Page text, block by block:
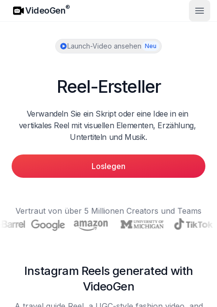
VideoGen
VideoGen®
Launch-Video ansehen Neu
Reel-Ersteller
Verwandeln Sie ein Skript oder eine Idee in ein
vertikales Reel mit visuellen Elementen, Erzählung,
Untertiteln und Musik.
Loslegen
Vertraut von über 5 Millionen Creators und Teams
Instagram Reels generated with
VideoGen